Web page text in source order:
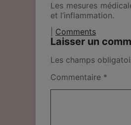
Les mesures
et l’inflammation.
Comments
Laisser un
Les champs
Commentaire *